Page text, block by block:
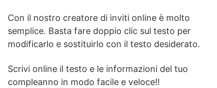
Con il nostro creatore di inviti online è molto
semplice. Basta fare doppio clic sul testo per
modificarlo e sostituirlo con il testo desiderato.
Scrivi online il testo e le informazioni del tuo
compleanno in modo facile e veloce!!